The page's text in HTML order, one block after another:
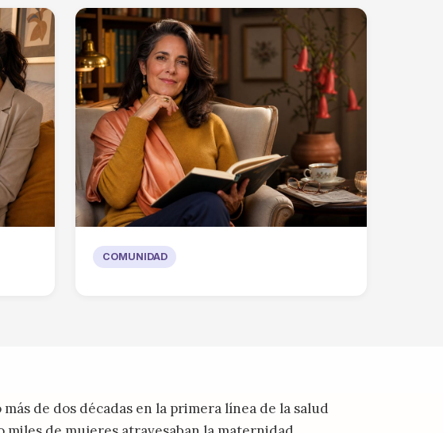
COMUNIDAD
más de dos décadas en la primera línea de la salud